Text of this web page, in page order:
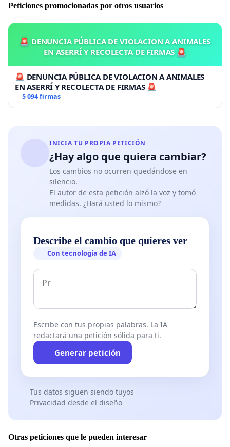
Peticiones promocionadas por otros usuarios
🚨 DENUNCIA PÚBLICA DE VIOLACION A ANIMALES
EN ASERRÍ Y RECOLECTA DE FIRMAS 🚨
🚨 DENUNCIA PÚBLICA DE VIOLACION A ANIMALES
EN ASERRÍ Y RECOLECTA DE FIRMAS 🚨
5 094 firmas
INICIA TU PROPIA PETICIÓN
¿Hay algo que quiera cambiar?
Los cambios no ocurren quedándose en
silencio.
El autor de esta petición alzó la voz y tomó
medidas. ¿Hará usted lo mismo?
Describe el cambio que quieres ver
Con tecnología de IA
Escribe con tus propias palabras. La IA
redactará una petición sólida para ti.
Generar petición
Tus datos siguen siendo tuyos
Privacidad desde el diseño
Otras peticiones que le pueden interesar